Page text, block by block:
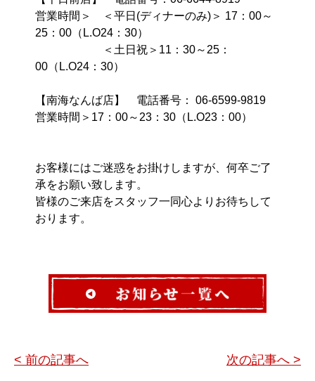
営業時間＞ ＜平日(ディナーのみ)＞ 17：00～
25：00（L.O24：30）
＜土日祝＞11：30～25：
00（L.O24：30）
【南海なんば店】 電話番号： 06-6599-9819
営業時間＞17：00～23：30（L.O23：00）
お客様にはご迷惑をお掛けしますが、何卒ご了
承をお願い致します。
皆様のご来店をスタッフ一同心よりお待ちして
おります。
< 前の記事へ 次の記事へ >